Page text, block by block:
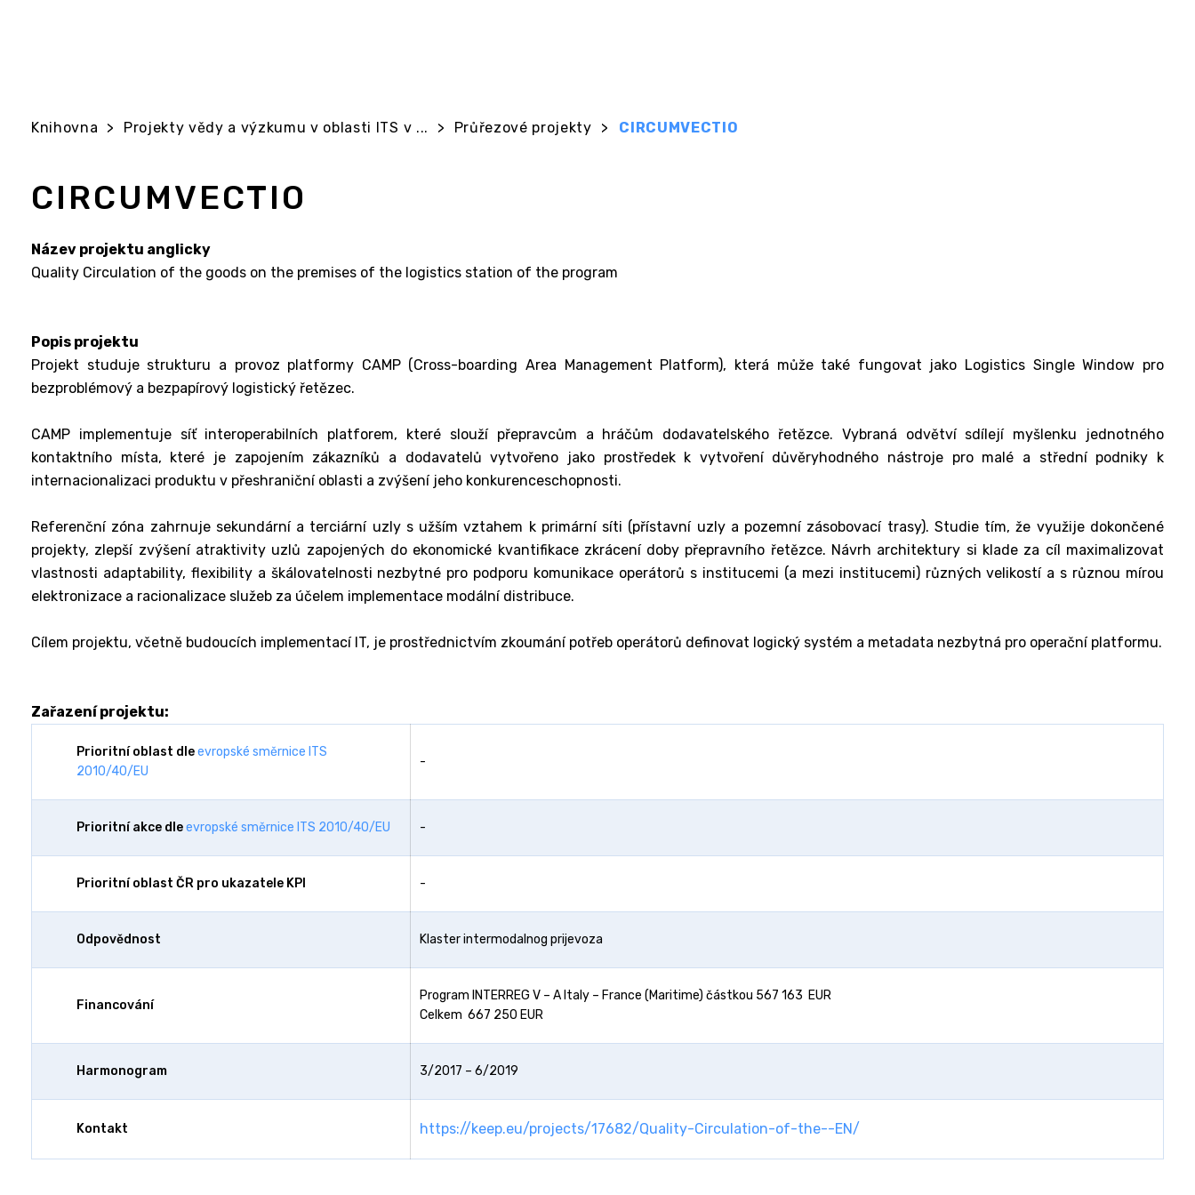
Knihovna > Projekty vědy a výzkumu v oblasti ITS v ... > Průřezové projekty > CIRCUMVECTIO
CIRCUMVECTIO
Název projektu anglicky
Quality Circulation of the goods on the premises of the logistics station of the program
Popis projektu
Projekt studuje strukturu a provoz platformy CAMP (Cross-boarding Area Management Platform), která může také fungovat jako Logistics Single Window pro
bezproblémový a bezpapírový logistický řetězec.
CAMP implementuje síť interoperabilních platforem, které slouží přepravcům a hráčům dodavatelského řetězce. Vybraná odvětví sdílejí myšlenku jednotného
kontaktního místa, které je zapojením zákazníků a dodavatelů vytvořeno jako prostředek k vytvoření důvěryhodného nástroje pro malé a střední podniky k
internacionalizaci produktu v přeshraniční oblasti a zvýšení jeho konkurenceschopnosti.
Referenční zóna zahrnuje sekundární a terciární uzly s užším vztahem k primární síti (přístavní uzly a pozemní zásobovací trasy). Studie tím, že využije dokončené
projekty, zlepší zvýšení atraktivity uzlů zapojených do ekonomické kvantifikace zkrácení doby přepravního řetězce. Návrh architektury si klade za cíl maximalizovat
vlastnosti adaptability, flexibility a škálovatelnosti nezbytné pro podporu komunikace operátorů s institucemi (a mezi institucemi) různých velikostí a s různou mírou
elektronizace a racionalizace služeb za účelem implementace modální distribuce.
Cílem projektu, včetně budoucích implementací IT, je prostřednictvím zkoumání potřeb operátorů definovat logický systém a metadata nezbytná pro operační platformu.
Zařazení projektu:
Prioritní oblast dleevropské směrnice ITS
2010/40/EU
-
Prioritní akce dleevropské směrnice ITS 2010/40/EU -
Prioritní oblast ČR pro ukazatele KPI -
Odpovědnost Klaster intermodalnog prijevoza
Financování
Program INTERREG V – A Italy – France (Maritime) částkou 567 163 EUR
Celkem 667 250 EUR
Harmonogram 3/2017 – 6/2019
Kontakt https://keep.eu/projects/17682/Quality-Circulation-of-the--EN/